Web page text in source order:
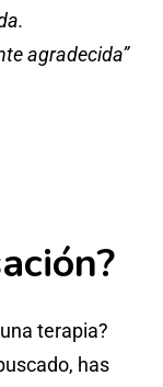
agradecida”
terapia?
has